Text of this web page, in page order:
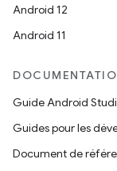
Android 12
Android 11
Guide Android
Guides pour les
Document de